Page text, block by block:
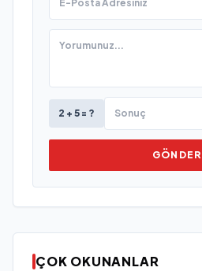
2 + 5 = ?
GÖNDER
ÇOK OKUNANLAR